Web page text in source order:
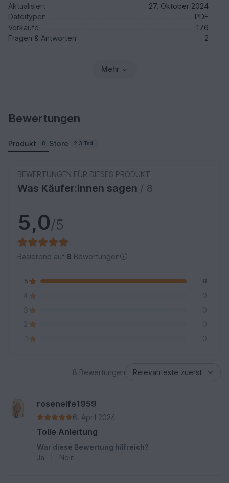
Aktualisiert
27. Oktober 2024
Dateitypen
PDF
Verkäufe
176
Fragen & Antworten
2
Mehr
Bewertungen
Produkt 8 Store 2,3 Tsd.
BEWERTUNGEN FÜR DIESES PRODUKT
Was Käufer:innen sagen / 8
5,0/5
Basierend auf 8 Bewertungen
5 8
4
0
3
0
2
0
1
0
8 Bewertungen
rosenelfe1959
6. April 2024
Tolle Anleitung
War diese Bewertung hilfreich?
Ja
Nein